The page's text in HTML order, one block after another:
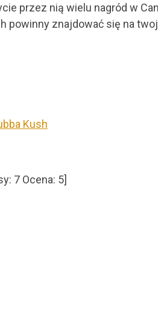
przez nią wielu nagród w
powinny znajdować się na
Kush
7Ocena: 5]